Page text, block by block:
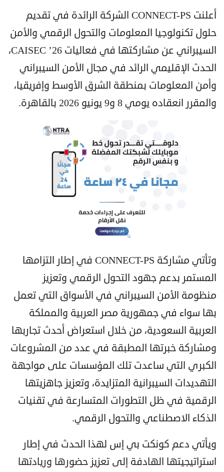
أعلنت CONNECT-PS الشركة الرائدة في تقديم
حلول تكنولوجيا المعلومات والتحول الرقمي والأمن
السيبراني عن مشاركتها في فعاليات CAISEC ’26،
الحدث الإقليمي الرائد في مجال الأمن السيبراني
وأمن المعلومات بمنطقة الشرق الأوسط وإفريقيا،
والمقرر انعقاده يومي 8 و9 يونيو 2026 بالقاهرة.
وتأتي مشاركة CONNECT-PS في إطار التزامها
المستمر بدعم جهود التحول الرقمي وتعزيز
منظومة الأمن السيبراني في الأسواق التي تعمل
بها سواء في جمهورية مصر العربية والمملكة
العربية السعودية، من خلال استعراض أحدث تجاربها
ومشاركة خبرتها المطبقة في عدد من المشروعات
الكبري التي ساعدت تلك المؤسسات على مواجهة
التهديدات السيبرانية المتزايدة، وتعزيز جاهزيتها
الرقمية في ظل التطورات المتسارعة في تقنيات
الذكاء الاصطناعي والتحول الرقمي.
ويأتي دعم كونكت بي إس لهذا الحدث في إطار
استراتيجيتها الهادفة إلى تعزيز حضورها وريادتها